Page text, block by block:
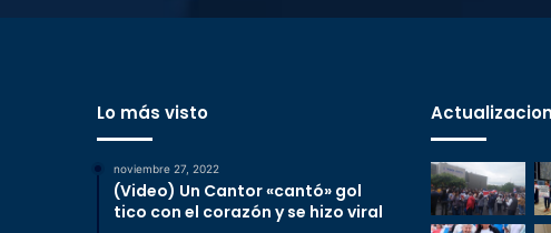
Lo más visto
noviembre 27, 2022
(Video) Un Cantor «cantó» gol
tico con el corazón y se hizo viral